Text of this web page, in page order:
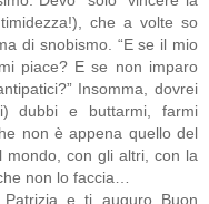
che a volte so
di snobismo. “E se il mio
piace? E se non imparo
Insomma, dovrei
dubbi e buttarmi, farmi
non è appena quello del
mondo, con gli altri, con la
non lo faccia…
e ti auguro Buon